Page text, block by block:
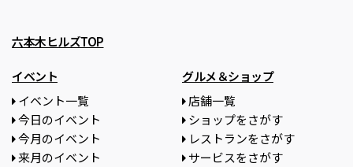
六本木ヒルズTOP
イベント
イベント一覧
今日のイベント
今月のイベント
来月のイベント
グルメ＆ショップ
店舗一覧
ショップをさがす
レストランをさがす
サービスをさがす